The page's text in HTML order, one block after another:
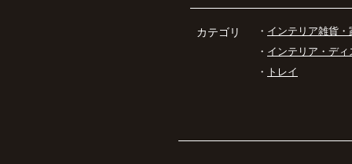
カテゴリ ・ インテリア雑貨・
・ インテリア・デ
・ トレイ